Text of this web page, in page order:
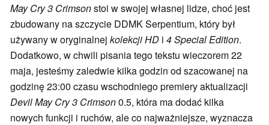
May Cry 3 Crimsonstoi w swojej własnej lidze, choć jest
zbudowany na szczycie DDMK Serpentium, który był
używany w oryginalnej kolekcji HD i 4 Special Edition.
Dodatkowo, w chwili pisania tego tekstu wieczorem 22
maja, jesteśmy zaledwie kilka godzin od szacowanej na
godzinę 23:00 czasu wschodniego premiery aktualizacji
Devil May Cry 3 Crimson0.5, która ma dodać kilka
nowych funkcji i ruchów, ale co najważniejsze, wyznacza